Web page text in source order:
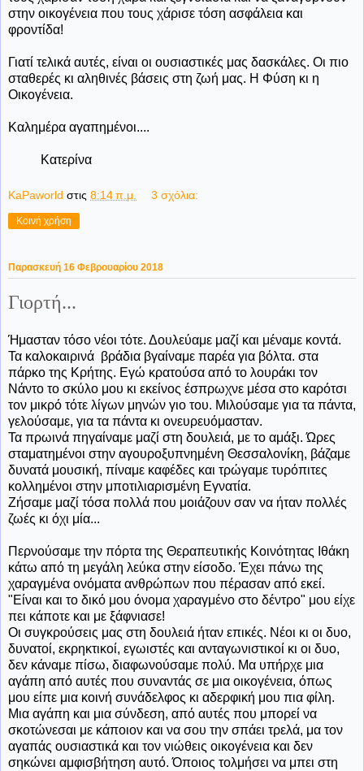
στην οικογένεια που τους χάρισε τόση ασφάλεια και
φροντίδα!
Γιατί τελικά αυτές, είναι οι ουσιαστικές μας δασκάλες. Οι πιο
σταθερές κι αληθινές βάσεις στη ζωή μας. Η Φύση κι η
Οικογένεια.
Καλημέρα αγαπημένοι....
Κατερίνα
KaPaworld στις 8:14 π.μ. 3 σχόλια:
Κοινή χρήση
Παρασκευή 16 Φεβρουαρίου 2018
Γιορτή...
Ήμασταν τόσο νέοι τότε. Δουλεύαμε μαζί και μέναμε κοντά.
Τα καλοκαιρινά βράδια βγαίναμε παρέα για βόλτα. στα
πάρκο της Κρήτης. Εγώ κρατούσα από το λουράκι τον
Νάντο το σκύλο μου κι εκείνος έσπρωχνε μέσα στο καρότσι
τον μικρό τότε λίγων μηνών γιο του. Μιλούσαμε για τα πάντα,
γελούσαμε, για τα πάντα κι ονευρευόμασταν.
Τα πρωινά πηγαίναμε μαζί στη δουλειά, με το αμάξι. Ώρες
σταματημένοι στην αγουροξυπνημένη Θεσσαλονίκη, βάζαμε
δυνατά μουσική, πίναμε καφέδες και τρώγαμε τυρόπιτες
κολλημένοι στην μποτιλιαρισμένη Εγνατία.
Ζήσαμε μαζί τόσα πολλά που μοιάζουν σαν να ήταν πολλές
ζωές κι όχι μία...
Περνούσαμε την πόρτα της Θεραπευτικής Κοινότητας Ιθάκη
κάτω από τη μεγάλη λεύκα στην είσοδο. Έχει πάνω της
χαραγμένα ονόματα ανθρώπων που πέρασαν από εκεί.
"Είναι και το δικό μου όνομα χαραγμένο στο δέντρο" μου είχε
πει κάποτε και με ξάφνιασε!
Οι συγκρούσεις μας στη δουλειά ήταν επικές. Νέοι κι οι δυο,
δυνατοί, εκρηκτικοί, εγωιστές και ανταγωνιστικοί κι οι δυο,
δεν κάναμε πίσω, διαφωνούσαμε πολύ. Μα υπήρχε μια
αγάπη από αυτές που συναντάς σε μια οικογένεια, όπως
μου είπε μια κοινή συνάδελφος κι αδερφική μου πια φίλη.
Μια αγάπη και μια σύνδεση, από αυτές που μπορεί να
σκοτώνεσαι με κάποιον και να σου την σπάει τρελά, μα τον
αγαπάς ουσιαστικά και τον νιώθεις οικογένεια και δεν
σηκώνει αμφισβήτηση αυτό. Όποιος τολμήσει να μπει στη